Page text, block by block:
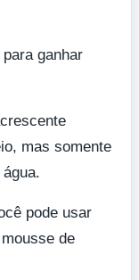
ganhar
mas somente
pode usar
de